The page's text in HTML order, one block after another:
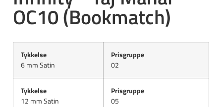
OC10 (Bookmatch)
Tykkelse
6 mm Satin
Prisgruppe
02
Tykkelse
12 mm Satin
Prisgruppe
05